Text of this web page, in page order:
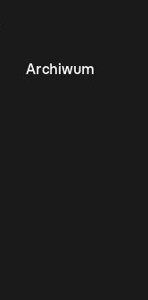
Archiwum